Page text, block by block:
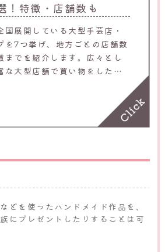
！特徴・店舗数も
国展開している大型手芸店・
を7つ挙げ、地方ごとの店舗数
までを紹介します。広々とし
な大型店舗で買い物をしたい
どを使ったハンドメイド作品を、
にプレゼントしたりすることは可